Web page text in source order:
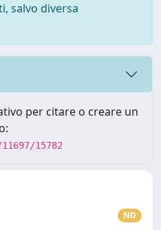
salvo diversa
per citare o creare un
15782
ND